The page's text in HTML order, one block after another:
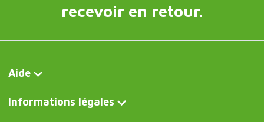
recevoir en retour.
Aide
Informations légales